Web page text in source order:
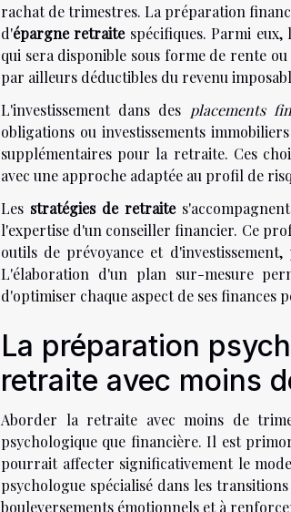
rachat de trimestres. La préparation
d'épargne retraitespécifiques. Parmi eux,
qui sera disponible sous forme de rente
par ailleurs déductibles du revenu
L'investissement dans des placements
obligations ou investissements
supplémentaires pour la retraite. Ces
avec une approche adaptée au profil de
Les stratégies de retraite
l'expertise d'un conseiller financier. Ce
outils de prévoyance et
L'élaboration d'un plan sur-mesure
d'optimiser chaque aspect de ses finances
La préparation
retraite avec moins
Aborder la retraite avec moins de
psychologique que financière. Il est
pourrait affecter significativement le
psychologue spécialisé dans les
bouleversements émotionnels et à